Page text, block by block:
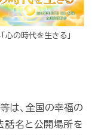
心の時代を生きる」
は、全国の幸福の
話名と公開場所を